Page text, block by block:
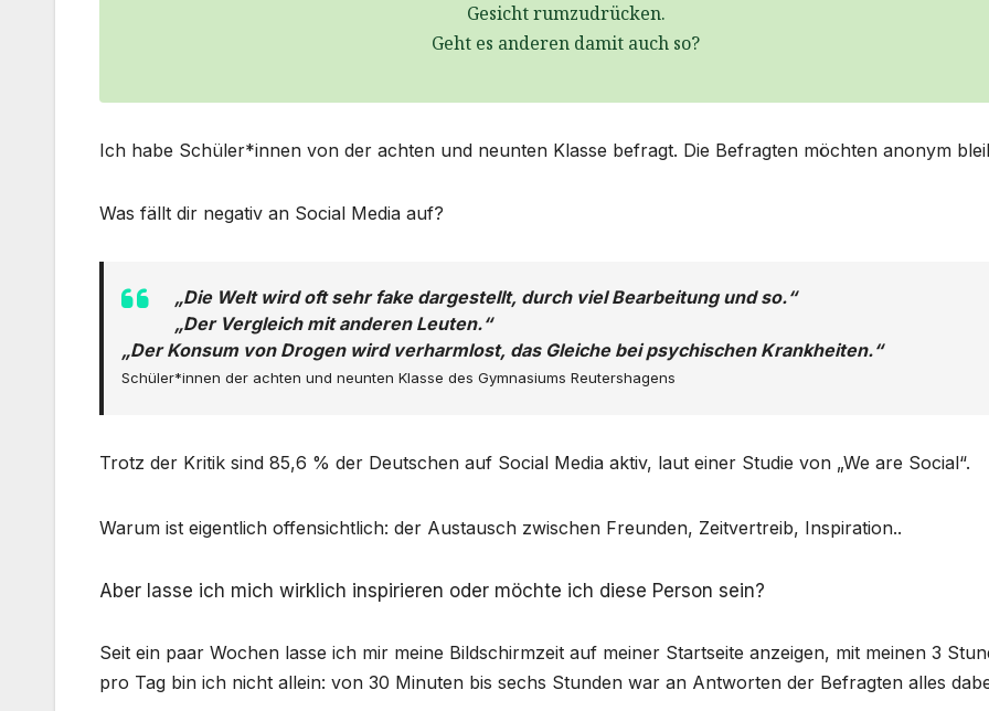
Gesicht rumzudrücken.
Geht es anderen damit auch so?
Ich habe Schüler*innen von der achten und neunten Klasse befragt. Die Befragten möchten anonym
Was fällt dir negativ an Social Media auf?
„Die Welt wird oft sehr fake dargestellt, durch viel Bearbeitung und so.“
„Der Vergleich mit anderen Leuten.“
„Der Konsum von Drogen wird verharmlost, das Gleiche bei psychischen Krankheiten.“
Schüler*innen der achten und neunten Klasse des Gymnasiums Reutershagens
Trotz der Kritik sind 85,6 % der Deutschen auf Social Media aktiv, laut einer Studie von „We are Social“.
Warum ist eigentlich offensichtlich: der Austausch zwischen Freunden, Zeitvertreib, Inspiration..
Aber lasse ich mich wirklich inspirieren oder möchte ich diese Person sein?
Seit ein paar Wochen lasse ich mir meine Bildschirmzeit auf meiner Startseite anzeigen, mit meinen 3
pro Tag bin ich nicht allein: von 30 Minuten bis sechs Stunden war an Antworten der Befragten alles